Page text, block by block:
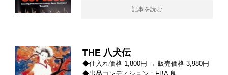
記事を読む
THE 八犬伝
◆仕入れ価格 1,800円 → 販売価格 3,980円